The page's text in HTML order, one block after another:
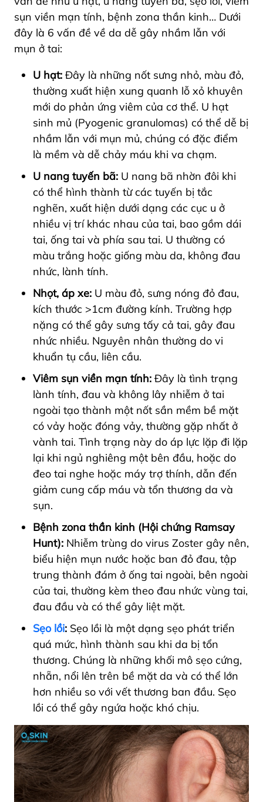
sụn viền mạn tính, bệnh zona thần kinh… Dưới
đây là 6 vấn đề về da dễ gây nhầm lẫn với
mụn ở tai:
U hạt: Đây là những nốt sưng nhỏ, màu đỏ,
thường xuất hiện xung quanh lỗ xỏ khuyên
mới do phản ứng viêm của cơ thể. U hạt
sinh mủ (Pyogenic granulomas) có thể dễ bị
nhầm lẫn với mụn mủ, chúng có đặc điểm
là mềm và dễ chảy máu khi va chạm.
U nang tuyến bã: U nang bã nhờn đôi khi
có thể hình thành từ các tuyến bị tắc
nghẽn, xuất hiện dưới dạng các cục u ở
nhiều vị trí khác nhau của tai, bao gồm dái
tai, ống tai và phía sau tai. U thường có
màu trắng hoặc giống màu da, không đau
nhức, lành tính.
Nhọt, áp xe: U màu đỏ, sưng nóng đỏ đau,
kích thước >1cm đường kính. Trường hợp
nặng có thể gây sưng tấy cả tai, gây đau
nhức nhiều. Nguyên nhân thường do vi
khuẩn tụ cầu, liên cầu.
Viêm sụn viền mạn tính: Đây là tình trạng
lành tính, đau và không lây nhiễm ở tai
ngoài tạo thành một nốt sần mềm bề mặt
có vảy hoặc đóng vảy, thường gặp nhất ở
vành tai. Tình trạng này do áp lực lặp đi lặp
lại khi ngủ nghiêng một bên đầu, hoặc do
đeo tai nghe hoặc máy trợ thính, dẫn đến
giảm cung cấp máu và tổn thương da và
sụn.
Bệnh zona thần kinh (Hội chứng Ramsay
Hunt): Nhiễm trùng do virus Zoster gây nên,
biểu hiện mụn nước hoặc ban đỏ đau, tập
trung thành đám ở ống tai ngoài, bên ngoài
của tai, thường kèm theo đau nhức vùng tai,
đau đầu và có thể gây liệt mặt.
Sẹo lồi: Sẹo lồi là một dạng sẹo phát triển
quá mức, hình thành sau khi da bị tổn
thương. Chúng là những khối mô sẹo cứng,
nhẵn, nổi lên trên bề mặt da và có thể lớn
hơn nhiều so với vết thương ban đầu. Sẹo
lồi có thể gây ngứa hoặc khó chịu.